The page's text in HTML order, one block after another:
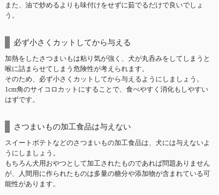
また、油で炒めるよりも味付けをせずに茹でるだけで良いでしょ
う。
必ず小さくカットしてから与える
加熱をしたさつまいもは粘り気が強く、犬が丸呑みをしてしまうと
喉に詰まらせてしまう危険性が考えられます。
そのため、必ず小さくカットしてから与えるようにしましょう。
1cm角のサイコロカットにすることで、食べやすく消化もしやすい
はずです。
さつまいもの加工食品は与えない
スイートポテトなどのさつまいもの加工食品は、犬には与えないよ
うにしましょう。
もちろん犬用おやつとして加工されたものであれば問題ありません
が、人間用に作られたものは多量の糖分や添加物が含まれている可
能性があります。